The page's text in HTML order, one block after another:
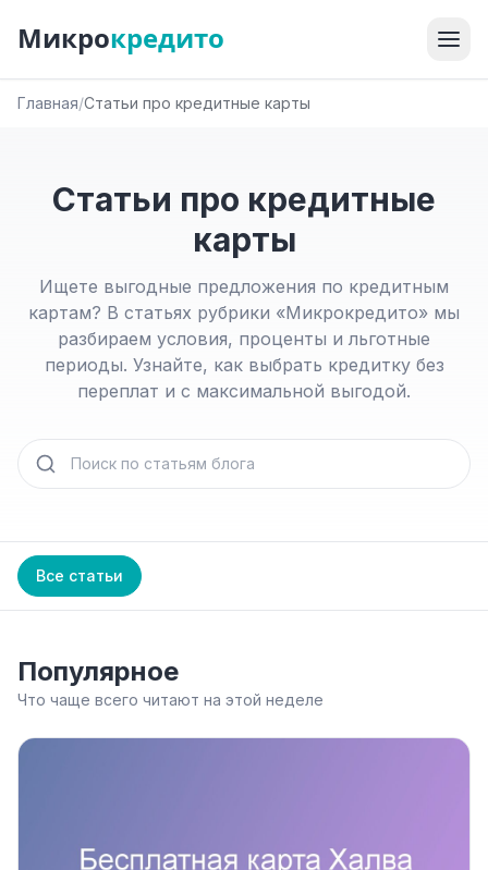
Микрокредито
Главная/Статьи про кредитные карты
Статьи про кредитные
карты
Ищете выгодные предложения по кредитным
картам? В статьях рубрики «Микрокредито» мы
разбираем условия, проценты и льготные
периоды. Узнайте, как выбрать кредитку без
переплат и с максимальной выгодой.
Все статьи
Популярное
Что чаще всего читают на этой неделе